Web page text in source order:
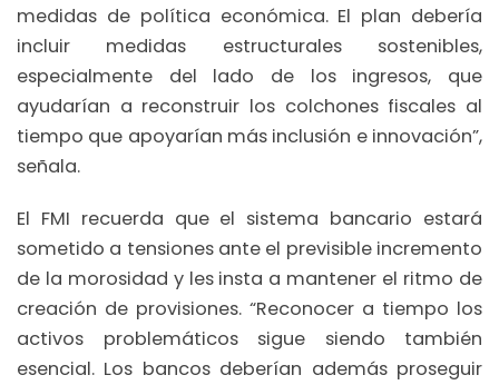
medidas de política económica. El plan debería
incluir medidas estructurales sostenibles,
especialmente del lado de los ingresos, que
ayudarían a reconstruir los colchones fiscales al
tiempo que apoyarían más inclusión e innovación”,
señala.
El FMI recuerda que el sistema bancario estará
sometido a tensiones ante el previsible incremento
de la morosidad y les insta a mantener el ritmo de
creación de provisiones. “Reconocer a tiempo los
activos problemáticos sigue siendo también
esencial. Los bancos deberían además proseguir